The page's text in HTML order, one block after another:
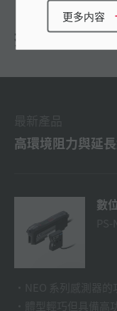
推薦
高環境阻力與延
數
更多内容